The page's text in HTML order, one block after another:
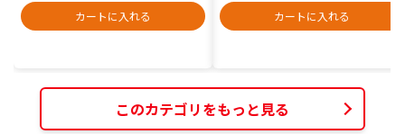
カートに入れる
カートに入れる
このカテゴリをもっと見る